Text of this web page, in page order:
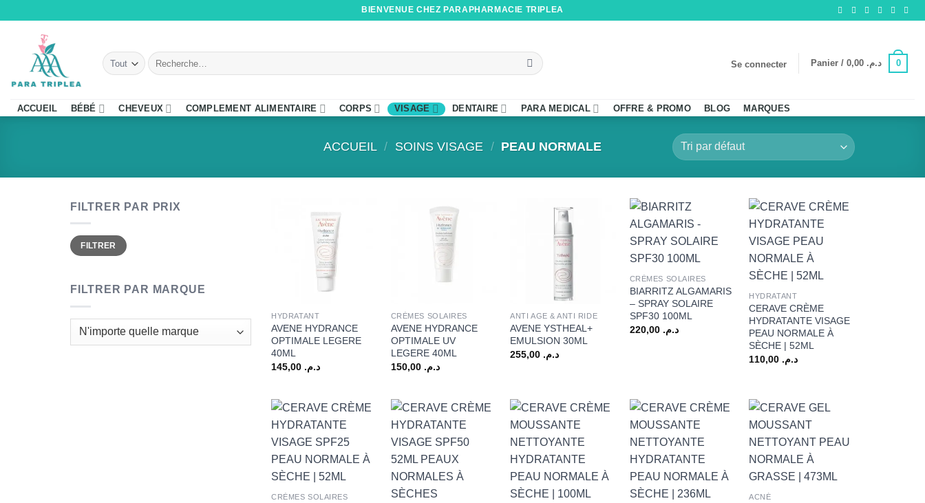
contenu
BIENVENUE CHEZ PARAPHARMACIE TRIPLEA
Recherche
pour :
Se connecter Panier / د.م. 0
ACCUEIL BÉBÉ CHEVEUX COMPLEMENT ALIMENTAIRE CORPS VISAGE DENTAIRE PARA MEDICAL OFFRE & PROMO BLOG MARQUES
ACCUEIL / SOINS VISAGE / PEAU NORMALE
FILTRER PAR PRIX
Prix
min
Prix
maxFILTRER
FILTRER PAR MARQUE
HYDRATANT
AVENE HYDRANCE
OPTIMALE LEGERE
40ML
د.م.
CRÈMES SOLAIRES
AVENE HYDRANCE
OPTIMALE UV
LEGERE 40ML
د.م. 150,00
ANTI AGE & ANTI RIDE
AVENE YSTHEAL+
EMULSION 30ML
د.م.
+
CRÈMES SOLAIRES
BIARRITZ ALGAMARIS
– SPRAY SOLAIRE
SPF30 100ML
د.م. 220,00
+
HYDRATANT
CERAVE CRÈME
HYDRATANTE VISAGE
PEAU NORMALE À
SÈCHE | 52ML
د.م.
+
CRÈMES SOLAIRES
+ + +
+
ACNÉ